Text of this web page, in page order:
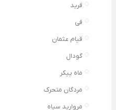
فرید
فی
قیام عثمان
گودال
ماه پیکر
مردگان متحرک
مروارید سیاه